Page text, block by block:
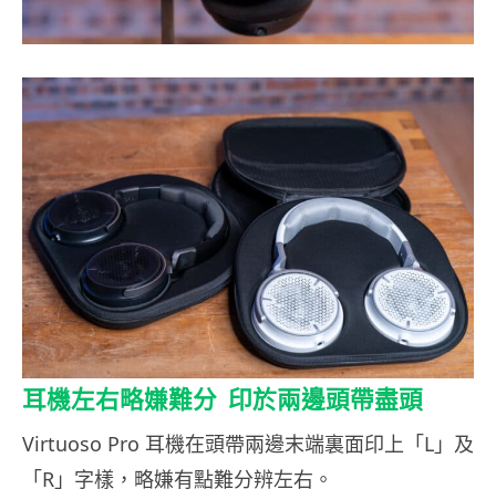
耳機左右略嫌難分 印於兩邊頭帶盡頭
Virtuoso Pro 耳機在頭帶兩邊末端裏面印上「L」及
「R」字樣，略嫌有點難分辨左右。